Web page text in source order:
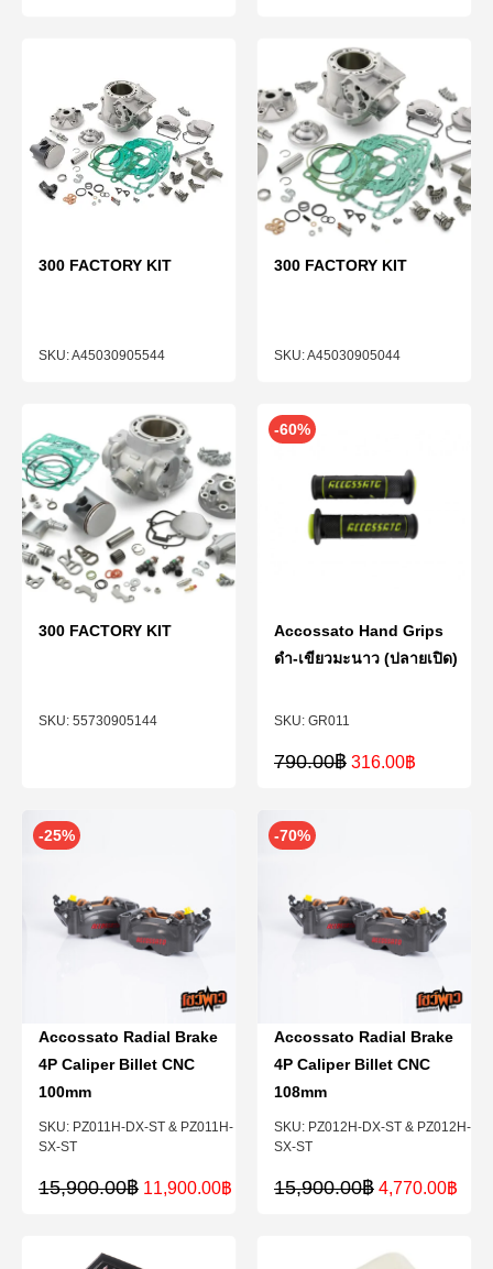
A45030905544
300 FACTORY KIT
A45030905044
300 FACTORY KIT
55730905144
300 FACTORY KIT
-60%
GR011
Accossato Hand Grips
ดำ-เขียวมะนาว (ปลายเปิด)
790.00฿ 316.00฿
-25%
PZ011H-DX-ST & PZ011H-
SX-ST
Accossato Radial Brake
4P Caliper Billet CNC
100mm
15,900.00฿ 11,900.00฿
-70%
PZ012H-DX-ST & PZ012H-
SX-ST
Accossato Radial Brake
4P Caliper Billet CNC
108mm
15,900.00฿ 4,770.00฿